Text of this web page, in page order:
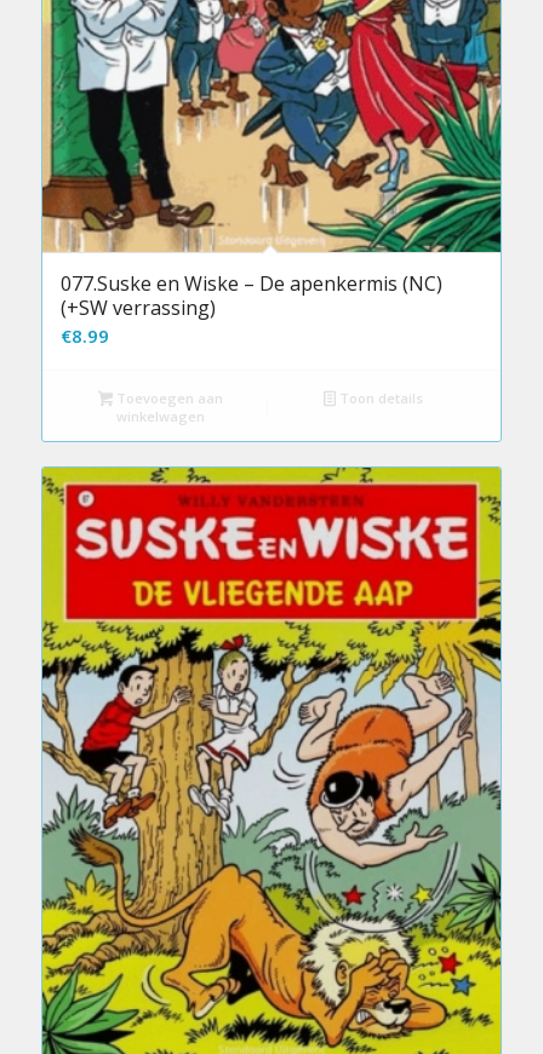
077.Suske en Wiske – De apenkermis (NC)
(+SW verrassing)
€8.99
Toevoegen aan
winkelwagen
Toon details